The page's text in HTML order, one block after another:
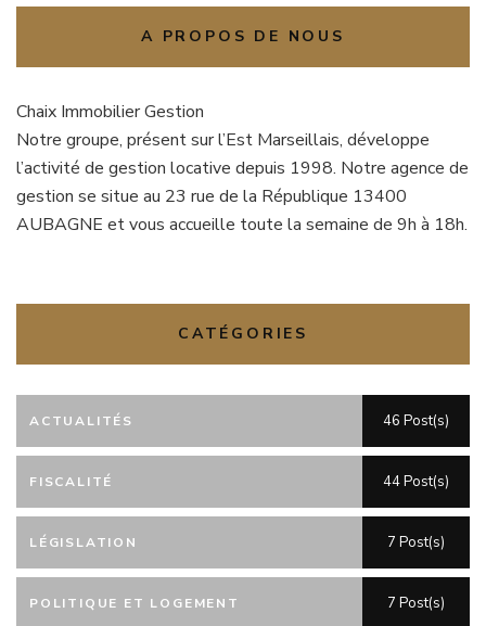
A PROPOS DE NOUS
Chaix Immobilier Gestion
Notre groupe, présent sur l’Est Marseillais, développe
l’activité de gestion locative depuis 1998. Notre agence de
gestion se situe au 23 rue de la République 13400
AUBAGNE et vous accueille toute la semaine de 9h à 18h.
CATÉGORIES
ACTUALITÉS 46 Post(s)
FISCALITÉ 44 Post(s)
LÉGISLATION 7 Post(s)
POLITIQUE ET LOGEMENT 7 Post(s)